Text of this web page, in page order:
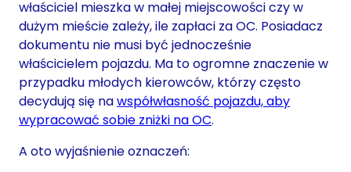
właściciel mieszka w małej miejscowości czy w
dużym mieście zależy, ile zapłaci za OC. Posiadacz
dokumentu nie musi być jednocześnie
właścicielem pojazdu. Ma to ogromne znaczenie w
przypadku młodych kierowców, którzy często
decydują się nawspółwłasność pojazdu, aby
wypracować sobie zniżki na OC.
A oto wyjaśnienie oznaczeń: